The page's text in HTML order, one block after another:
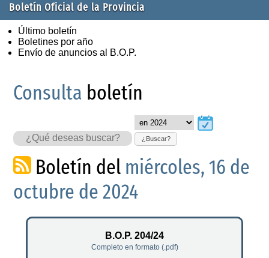
Boletín Oficial de la Provincia
Último boletín
Boletines por año
Envío de anuncios al B.O.P.
Consulta boletín
¿Buscar?
Boletín del miércoles, 16 de
octubre de 2024
B.O.P. 204/24
Completo en formato (.pdf)